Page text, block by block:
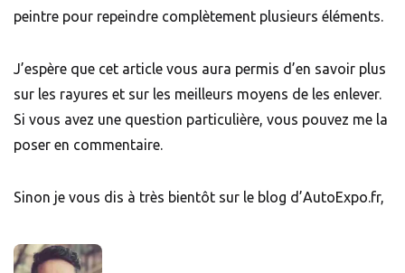
peintre pour repeindre complètement plusieurs éléments.
J’espère que cet article vous aura permis d’en savoir plus
sur les rayures et sur les meilleurs moyens de les enlever.
Si vous avez une question particulière, vous pouvez me la
poser en commentaire.
Sinon je vous dis à très bientôt sur le blog d’AutoExpo.fr,